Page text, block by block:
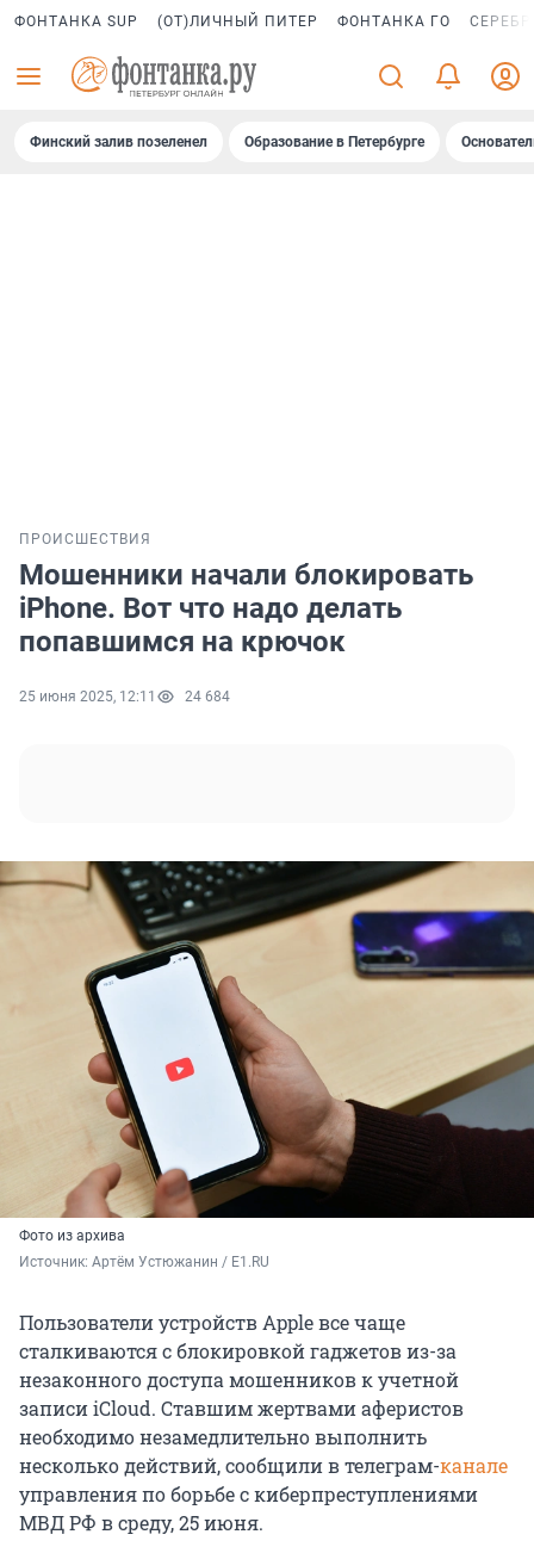
ФОНТАНКА SUP (ОТ)ЛИЧНЫЙ ПИТЕР ФОНТАНКА ГО
Финский залив позеленел Образование в Петербурге
ПРОИСШЕСТВИЯ
Мошенники начали блокировать
iPhone. Вот что надо делать
попавшимся на крючок
25 июня 2025, 12:11 24 684
Фото из архива
Источник: Артём Устюжанин / E1.RU
Пользователи устройств Apple все чаще
сталкиваются с блокировкой гаджетов из-за
незаконного доступа мошенников к учетной
записи iCloud. Ставшим жертвами аферистов
необходимо незамедлительно выполнить
несколько действий, сообщили в телеграм-канале
управления по борьбе с киберпреступлениями
МВД РФ в среду, 25 июня.